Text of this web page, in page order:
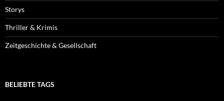
Storys
Thriller & Krimis
Zeitgeschichte & Gesellschaft
BELIEBTE TAGS